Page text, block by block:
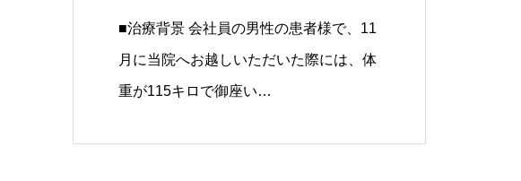
■治療背景 会社員の男性の患者様で、11
月に当院へお越しいただいた際には、体
重が115キロで御座い…